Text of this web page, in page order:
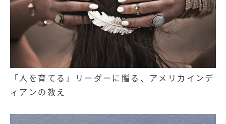
「人を育てる」リーダーに贈る、アメリカインデ
ィアンの教え